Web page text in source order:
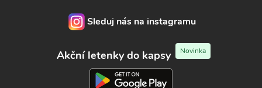
Sleduj nás na instagramu
Akční letenky do kapsy Novinka